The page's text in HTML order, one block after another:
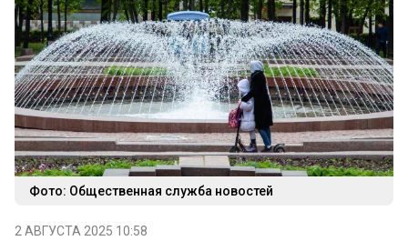
Фото: Общественная служба новостей
2 АВГУСТА 2025 10:58